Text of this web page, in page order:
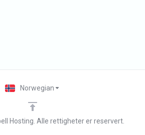
Hosting. Alle rettigheter er reservert.
Norwegian